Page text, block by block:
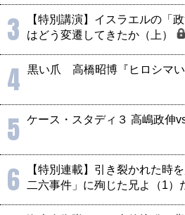
3
【特別講演】イスラエルの「
はどう変遷してきたか（上）
4 黒い爪 高橋昭博『ヒロシマい
5 ケース・スタディ３ 高嶋政伸
6
【特別連載】引き裂かれた時
二六事件」に殉じた兄よ（1）